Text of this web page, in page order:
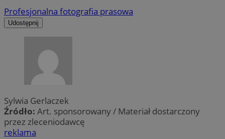
Profesjonalna fotografia prasowa
Udostępnij
Sylwia Gerlaczek
Źródło: Art. sponsorowany / Materiał dostarczony
przez zleceniodawcę
reklama